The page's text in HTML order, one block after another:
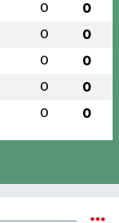
0 0
0 0
0 0
0 0
0 0